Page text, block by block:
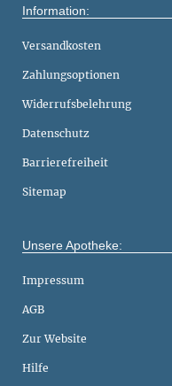
Information:
Versandkosten
Zahlungsoptionen
Widerrufsbelehrung
Datenschutz
Barrierefreiheit
Sitemap
Unsere Apotheke:
Impressum
AGB
Zur Website
Hilfe